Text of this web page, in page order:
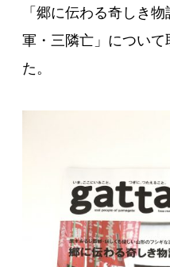
「郷に伝わる奇しき
軍・三隣亡」につい
た。